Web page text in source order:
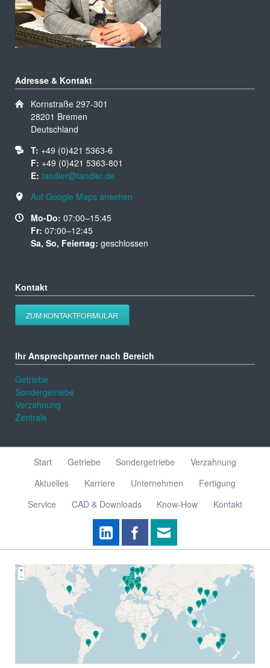
Adresse & Kontakt
Kornstraße 297-301
28201 Bremen
Deutschland
T: +49 (0)421 5363-6
F: +49 (0)421 5363-801
E: tandler@tandler.de
Auf Google Maps ansehen
Mo-Do: 07:00–15:45
Fr: 07:00–12:45
Sa, So, Feiertag: geschlossen
Kontakt
ZUM KONTAKTFORMULAR
Ihr Ansprechpartner nach Bereich
Getriebe
Sondergetriebe
Verzahnung
Zentrale
Navigation
Start Getriebe Sondergetriebe
Verzahnung
Aktuelles
Karriere Unternehmen
Fertigung
Service
CAD & Downloads Know-How Kontakt